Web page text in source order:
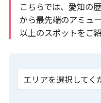
こちらでは、愛知の
から最先端のアミュ
以上のスポットをご
エリアを選択してく